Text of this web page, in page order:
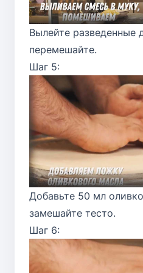
Вылейте
перемешайте.
Шаг 5:
Добавьте 50 мл
замешайте тесто.
Шаг 6: